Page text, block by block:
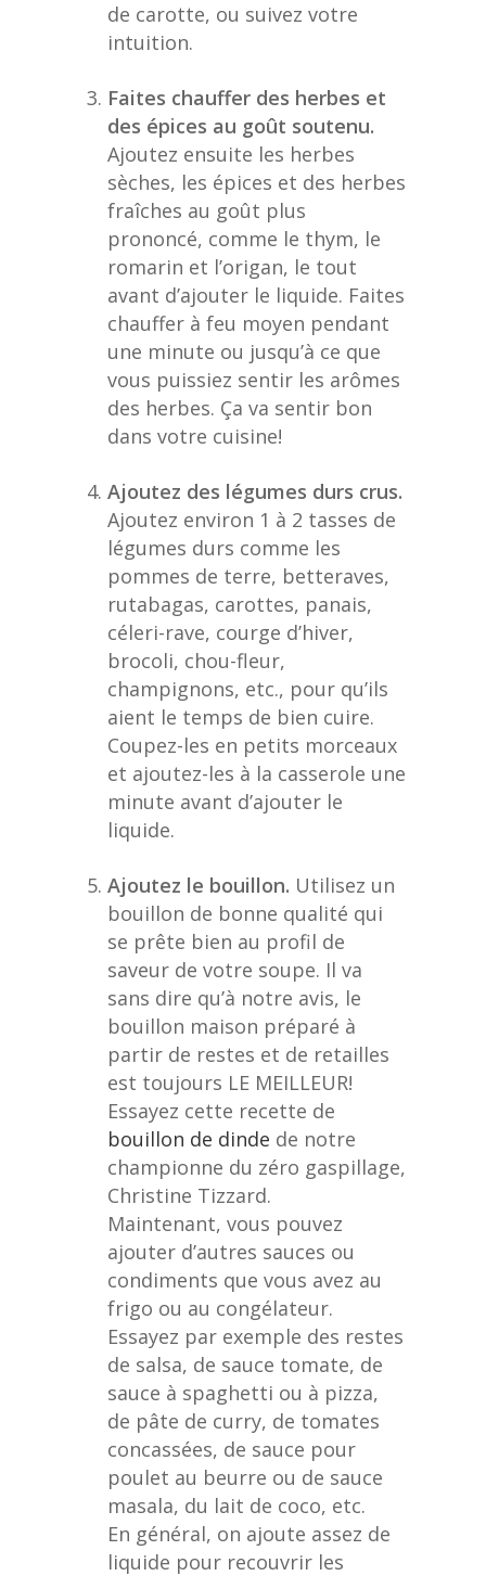
de carotte, ou suivez votre
intuition.
Faites chauffer des herbes et
des épices au goût soutenu.
Ajoutez ensuite les herbes
sèches, les épices et des herbes
fraîches au goût plus
prononcé, comme le thym, le
romarin et l’origan, le tout
avant d’ajouter le liquide. Faites
chauffer à feu moyen pendant
une minute ou jusqu’à ce que
vous puissiez sentir les arômes
des herbes. Ça va sentir bon
dans votre cuisine!
Ajoutez des légumes durs crus.
Ajoutez environ 1 à 2 tasses de
légumes durs comme les
pommes de terre, betteraves,
rutabagas, carottes, panais,
céleri-rave, courge d’hiver,
brocoli, chou-fleur,
champignons, etc., pour qu’ils
aient le temps de bien cuire.
Coupez-les en petits morceaux
et ajoutez-les à la casserole une
minute avant d’ajouter le
liquide.
Ajoutez le bouillon. Utilisez un
bouillon de bonne qualité qui
se prête bien au profil de
saveur de votre soupe. Il va
sans dire qu’à notre avis, le
bouillon maison préparé à
partir de restes et de retailles
est toujours LE MEILLEUR!
Essayez cette recette de
bouillon de dinde de notre
championne du zéro gaspillage,
Christine Tizzard.
Maintenant, vous pouvez
ajouter d’autres sauces ou
condiments que vous avez au
frigo ou au congélateur.
Essayez par exemple des restes
de salsa, de sauce tomate, de
sauce à spaghetti ou à pizza,
de pâte de curry, de tomates
concassées, de sauce pour
poulet au beurre ou de sauce
masala, du lait de coco, etc.
En général, on ajoute assez de
liquide pour recouvrir les